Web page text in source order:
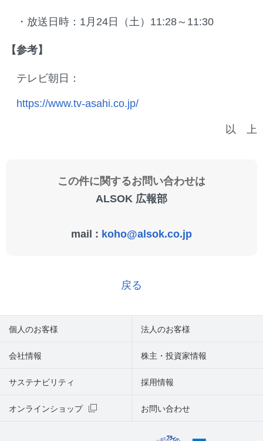
・放送日時：1月24日（土）11:28～11:30
【参考】
テレビ朝日：
https://www.tv-asahi.co.jp/
以 上
この件に関するお問い合わせは
ALSOK 広報部
mail : koho@alsok.co.jp
戻る
個人のお客様 法人のお客様
会社情報 株主・投資家情報
サステナビリティ
オンラインショップ お問い合わせ
採用情報